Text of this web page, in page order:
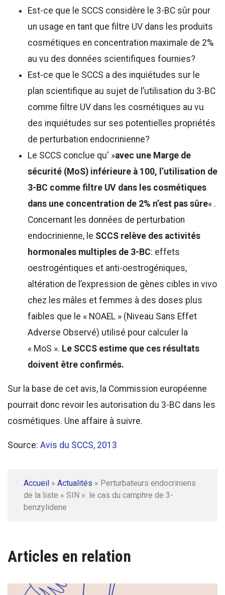
Est-ce que le SCCS considère le 3-BC sûr pour
un usage en tant que filtre UV dans les produits
cosmétiques en concentration maximale de 2%
au vu des données scientifiques fournies?
Est-ce que le SCCS a des inquiétudes sur le
plan scientifique au sujet de l’utilisation du 3-BC
comme filtre UV dans les cosmétiques au vu
des inquiétudes sur ses potentielles propriétés
de perturbation endocrinienne?
Le SCCS conclue qu' »avec une Marge de
sécurité (MoS) inférieure à 100, l’utilisation de
3-BC comme filtre UV dans les cosmétiques
dans une concentration de 2% n’est pas sûre« .
Concernant les données de perturbation
endocrinienne, le SCCS relève des activités
hormonales multiples de 3-BC: effets
oestrogéntiques et anti-oestrogéniques,
altération de l’expression de gènes cibles in vivo
chez les mâles et femmes à des doses plus
faibles que le « NOAEL » (Niveau Sans Effet
Adverse Observé) utilisé pour calculer la
« MoS ». Le SCCS estime que ces résultats
doivent être confirmés.
Sur la base de cet avis, la Commission européenne
pourrait donc revoir les autorisation du 3-BC dans les
cosmétiques. Une affaire à suivre.
Source: Avis du SCCS, 2013
Accueil » Actualités » Perturbateurs endocriniens
de la liste « SIN »: le cas du camphre de 3-
benzylidene
Articles en relation